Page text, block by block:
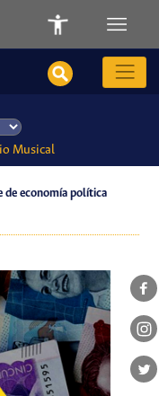
Musical
de economía política